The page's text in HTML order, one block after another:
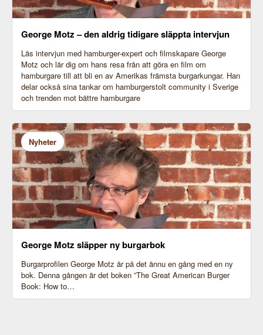
Bild: George Motz
George Motz – den aldrig tidigare släppta intervjun
Läs intervjun med hamburger-expert och filmskapare George
Motz och lär dig om hans resa från att göra en film om
hamburgare till att bli en av Amerikas främsta burgarkungar. Han
delar också sina tankar om hamburgerstolt community i Sverige
och trenden mot bättre hamburgare
Nyheter
George Motz släpper ny burgarbok
Burgarprofilen George Motz är på det ännu en gång med en ny
bok. Denna gången är det boken ”The Great American Burger
Book: How to…